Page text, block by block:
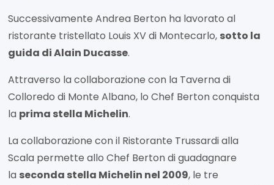
Successivamente Andrea Berton ha lavorato al
ristorante tristellato Louis XV di Montecarlo, sotto la
guida di Alain Ducasse.
Attraverso la collaborazione con la Taverna di
Colloredo di Monte Albano, lo Chef Berton conquista
la prima stella Michelin.
La collaborazione con il Ristorante Trussardi alla
Scala permette allo Chef Berton di guadagnare
la seconda stella Michelin nel 2009, le tre